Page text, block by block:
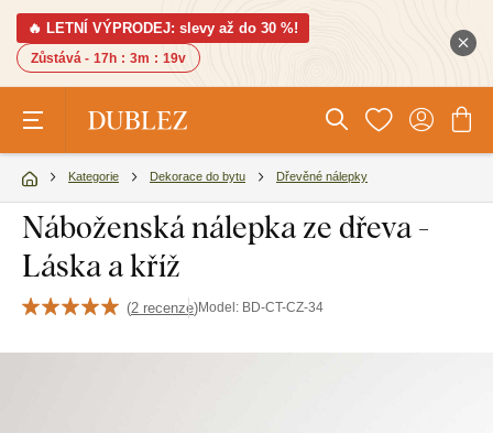
🔥 LETNÍ VÝPRODEJ: slevy až do 30 %!
Zůstává - 17h : 3m : 18v
Kategorie Dekorace do bytu Dřevěné nálepky
Náboženská nálepka ze dřeva -
Láska a kříž
(2 recenze)Model: BD-CT-CZ-34